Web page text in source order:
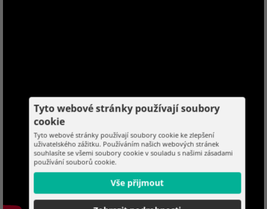
Tyto webové stránky používají soubory
cookie
Tyto webové stránky používají soubory cookie ke zlepšení
uživatelského zážitku. Používáním našich webových stránek
souhlasíte se všemi soubory cookie v souladu s našimi zásadami
používání souborů cookie.
Vše přijmout